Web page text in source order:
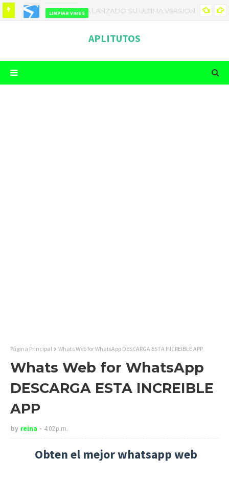
LIMPIAR VIRUS
APLITUTOS
Página Principal Whats Web for WhatsApp DESCARGA ESTA INCREIBLE APP
Whats Web for WhatsApp
DESCARGA ESTA INCREIBLE
APP
by reina 4:02 p.m.
Obten el mejor whatsapp web